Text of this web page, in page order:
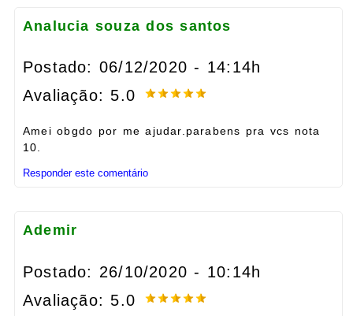
Analucia souza dos santos
Postado: 06/12/2020 - 14:14h
Avaliação: 5.0
Amei obgdo por me ajudar.parabens pra vcs nota
10.
Responder este comentário
Ademir
Postado: 26/10/2020 - 10:14h
Avaliação: 5.0